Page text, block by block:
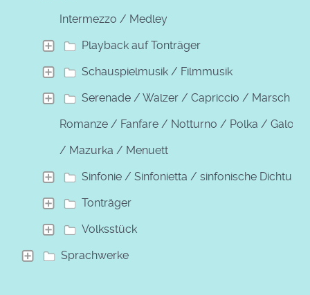
Intermezzo / Medley
Playback auf Tonträger
Schauspielmusik / Filmmusik
Serenade / Walzer / Capriccio / Marsch /
Romanze / Fanfare / Notturno / Polka / Galopp
/ Mazurka / Menuett
Sinfonie / Sinfonietta / sinfonische Dichtung
Tonträger
Volksstück
Sprachwerke